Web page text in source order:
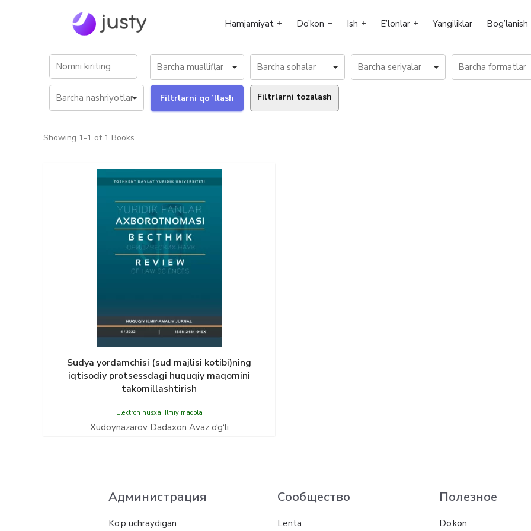
Hamjamiyat Do’kon Ish E’lonlar Yangiliklar Bog’lanish
Filtrlarni tozalash
Showing 1-1 of 1 Books
Sudya yordamchisi (sud majlisi kotibi)ning
iqtisodiy protsessdаgi huquqiy maqomini
takomillashtirish
Elektron nusxa, Ilmiy maqola
Xudoynazarov Dadaxon Avaz o‘g‘li
Администрация
Ko’p uchraydigan
Сообщество
Lenta
Полезное
Do’kon